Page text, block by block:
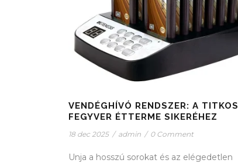
VENDÉGHÍVÓ RENDSZER: A TITKOS
FEGYVER ÉTTERME SIKERÉHEZ
18 dec 2025 / admin / 0 Comment
Unja a hosszú sorokat és az elégedetlen